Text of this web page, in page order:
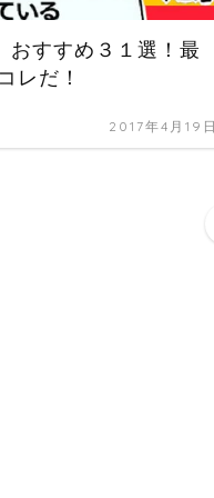
おすすめ３１選！最
レだ！
2017年4月19日